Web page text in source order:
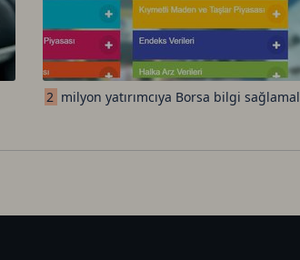
2 milyon yatırımcıya Borsa bilgi